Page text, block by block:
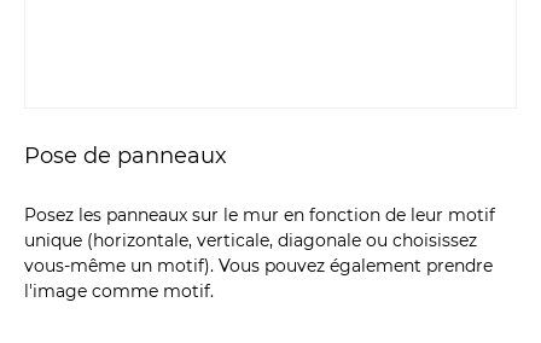
Pose de panneaux
Posez les panneaux sur le mur en fonction de leur motif
unique (horizontale, verticale, diagonale ou choisissez
vous-même un motif). Vous pouvez également prendre
l'image comme motif.